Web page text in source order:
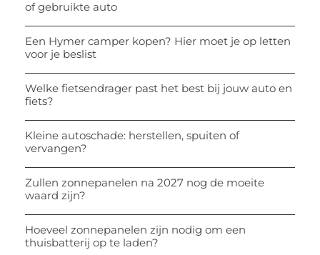
of gebruikte auto
Een Hymer camper kopen? Hier moet je op letten
voor je beslist
Welke fietsendrager past het best bij jouw auto en
fiets?
Kleine autoschade: herstellen, spuiten of
vervangen?
Zullen zonnepanelen na 2027 nog de moeite
waard zijn?
Hoeveel zonnepanelen zijn nodig om een
thuisbatterij op te laden?